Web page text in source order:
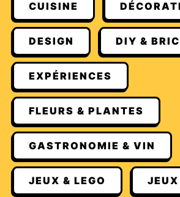
CUISINE
DESIGN DIY &
EXPÉRIENCES
FLEURS & PLANTES
GASTRONOMIE & VIN
JEUX & LEGO